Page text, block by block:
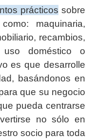
prácticos sobre
maquinaria,
recambios,
doméstico o
es que desarrolle
basándonos en
que su negocio
pueda centrarse
no sólo en
socio para toda